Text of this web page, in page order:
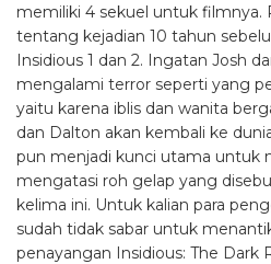
memiliki 4 sekuel untuk filmnya.
tentang kejadian 10 tahun
Insidious 1 dan 2. Ingatan Josh
mengalami terror seperti yang
yaitu karena iblis dan wanita
dan Dalton akan kembali ke
pun menjadi kunci utama untuk
mengatasi roh gelap yang
kelima ini. Untuk kalian para
sudah tidak sabar untuk
penayangan Insidious: The Dark